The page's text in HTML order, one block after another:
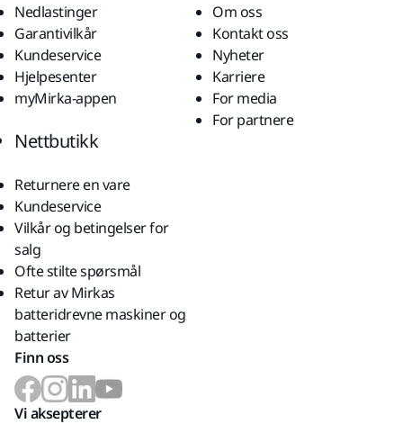
Nedlastinger
Garantivilkår
Kundeservice
Hjelpesenter
myMirka-appen
Om oss
Kontakt oss
Nyheter
Karriere
For media
For partnere
Nettbutikk
Returnere en vare
Kundeservice
Vilkår og betingelser for
salg
Ofte stilte spørsmål
Retur av Mirkas
batteridrevne maskiner og
batterier
Finn oss
Vi aksepterer